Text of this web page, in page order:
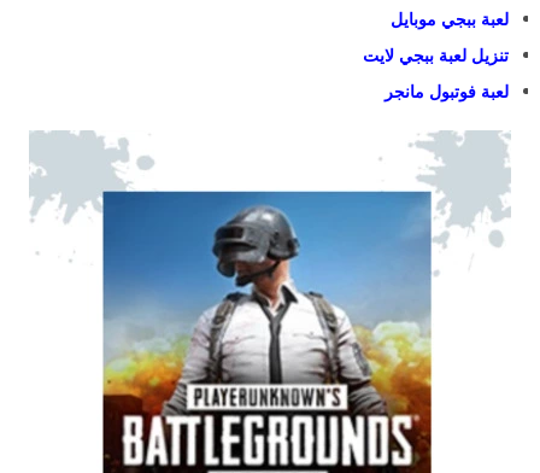
لعبة ببجي موبايل
تنزيل لعبة ببجي لايت
لعبة فوتبول مانجر